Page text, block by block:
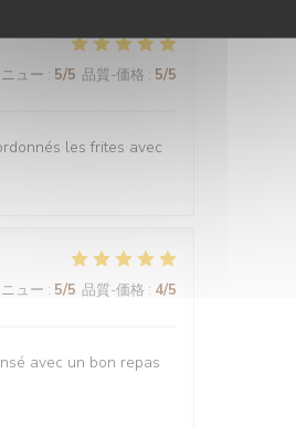
ュー : 5/5 品質-価格 : 5/5
les frites avec
ュー : 5/5 品質-価格 : 4/5
avec un bon repas